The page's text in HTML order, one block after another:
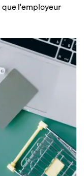
que l'employeur